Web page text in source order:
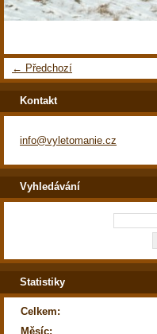
← Předchozí
Kontakt
info@vyletomanie.cz
Vyhledávání
Statistiky
Celkem:
Měsíc: